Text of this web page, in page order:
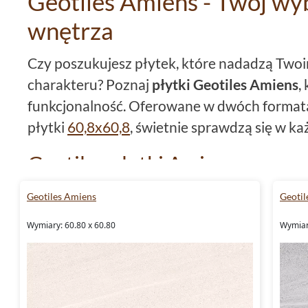
wnętrza
Czy poszukujesz płytek, które nadadzą
charakteru? Poznaj płytki Geotiles Amiens,
funkcjonalność. Oferowane w dwóch
płytki 60,8x60,8, świetnie sprawdzą się w
Geotiles płytki Amiens -
Zastosowany do produkcji
gwarantuje,
jednocześnie jest niezwykle praktyczne.
Płytki Geotiles Amiens do
Geotiles Amiens
Wymiary: 60.80 x 60.80